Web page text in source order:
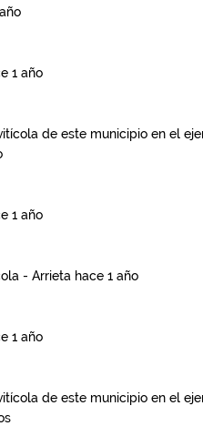
1 año
de este municipio en el
1 año
- Arrieta hace 1 año
1 año
de este municipio en el